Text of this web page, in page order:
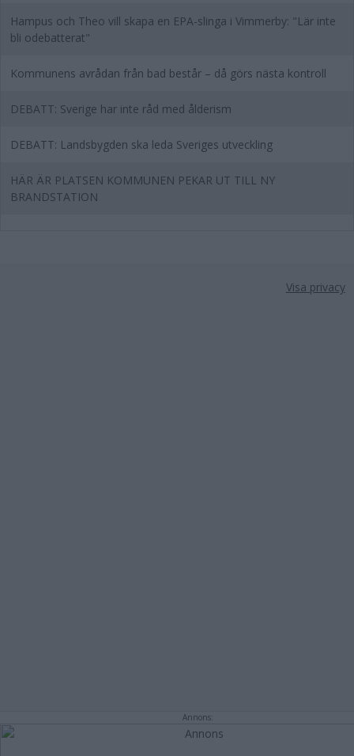
Hampus och Theo vill skapa en EPA-slinga i Vimmerby: "Lär inte
bli odebatterat"
Kommunens avrådan från bad består – då görs nästa kontroll
DEBATT: Sverige har inte råd med ålderism
DEBATT: Landsbygden ska leda Sveriges utveckling
HÄR ÄR PLATSEN KOMMUNEN PEKAR UT TILL NY
BRANDSTATION
Visa privacy
Annons: